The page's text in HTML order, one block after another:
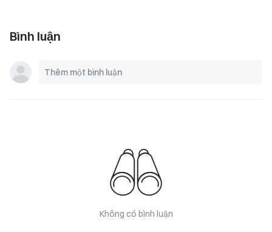
Bình luận
Không có bình luận